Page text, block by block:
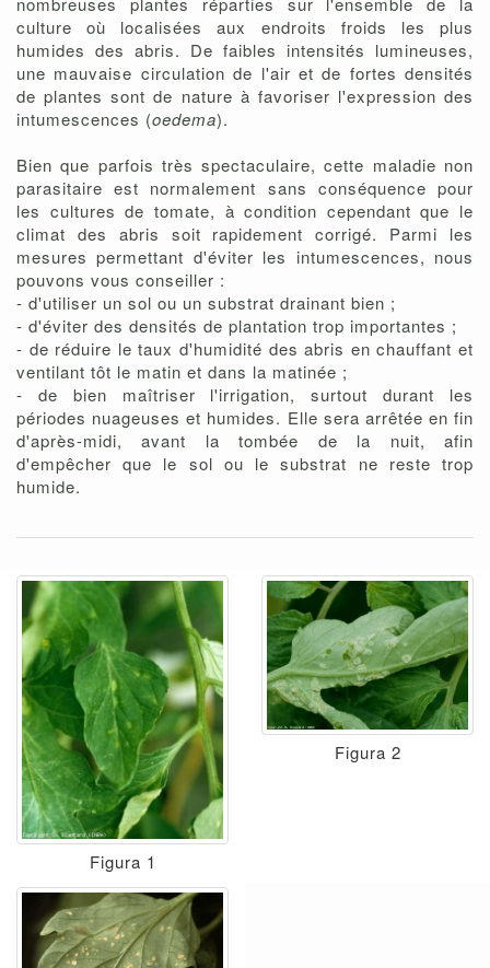
culture où localisées aux endroits froids les plus
humides des abris. De faibles intensités lumineuses,
une mauvaise circulation de l'air et de fortes densités
de plantes sont de nature à favoriser l'expression des
intumescences (oedema).
Bien que parfois très spectaculaire, cette maladie non
parasitaire est normalement sans conséquence pour
les cultures de tomate, à condition cependant que le
climat des abris soit rapidement corrigé. Parmi les
mesures permettant d'éviter les intumescences, nous
pouvons vous conseiller :
- d'utiliser un sol ou un substrat drainant bien ;
- d'éviter des densités de plantation trop importantes ;
- de réduire le taux d'humidité des abris en chauffant et
ventilant tôt le matin et dans la matinée ;
- de bien maîtriser l'irrigation, surtout durant les
périodes nuageuses et humides. Elle sera arrêtée en fin
d'après-midi, avant la tombée de la nuit, afin
d'empêcher que le sol ou le substrat ne reste trop
humide.
Figura 1
Figura 2